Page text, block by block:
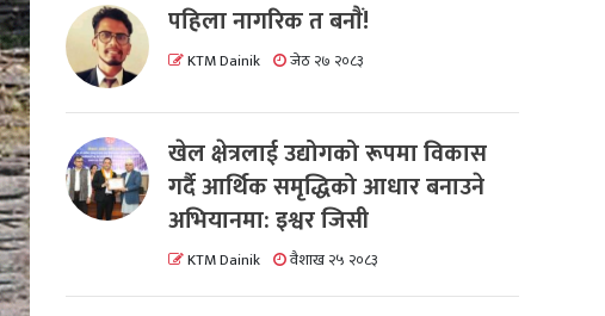
पहिला नागरिक त बनाैं!
KTM Dainik जेठ २७ २०८३
खेल क्षेत्रलाई उद्योगको रूपमा विकास
गर्दै आर्थिक समृद्धिको आधार बनाउने
अभियानमा: इश्वर जिसी
KTM Dainik वैशाख २५ २०८३